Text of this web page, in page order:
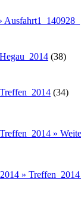
(38)
(34)
»
»